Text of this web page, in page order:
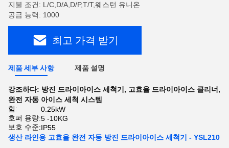
지불 조건: L/C,D/A,D/P,T/T,웨스턴 유니온
공급 능력: 1000
최고 가격 받기
제품 세부 사항 제품 설명
강조하다: 방진 드라이아이스 세척기 , 고효율 드라이아이스 클리너 ,
완전 자동 아이스 세척 시스템
힘:
0.25kW
호퍼 용량:5 -10KG
보호 수준:IP55
생산 라인용 고효율 완전 자동 방진 드라이아이스 세척기 - YSL210